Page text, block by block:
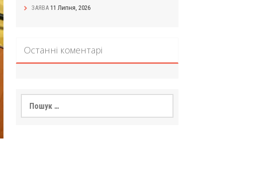
ЗАЯВА 11 Липня, 2026
Останні коментарі